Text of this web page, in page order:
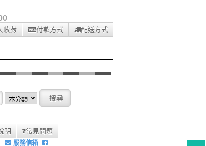
收藏 付款方式 配送方式
明 常見問題
服務信箱